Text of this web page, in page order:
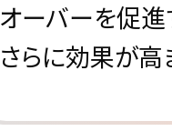
オーバーを促進
さらに効果が高